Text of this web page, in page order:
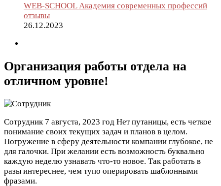
WEB-SCHOOL Академия современных профессий
отзывы
26.12.2023
Организация работы отдела на
отличном уровне!
Сотрудник 7 августа, 2023 год Нет путаницы, есть четкое
понимание своих текущих задач и планов в целом.
Погружение в сферу деятельности компании глубокое, не
для галочки. При желании есть возможность буквально
каждую неделю узнавать что-то новое. Так работать в
разы интереснее, чем тупо оперировать шаблонными
фразами.